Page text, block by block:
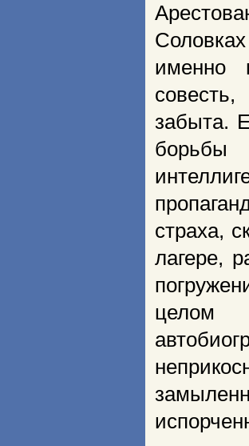
именно
забыта.
борьбы
страха,
лагере,
целом